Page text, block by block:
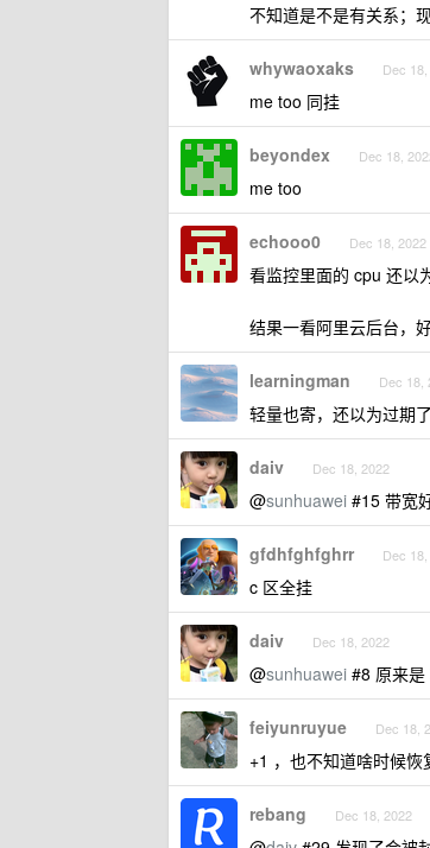
不知道是不是有关系；
whywaoxaks Dec
me too 同挂
beyondex Dec 18,
me too
echooo0 Dec 18, 2022
看监控里面的 cpu 还以
结果一看阿里云后台，
learningman Dec 18,
轻量也寄，还以为过期
daiv Dec 18, 2022
@sunhuawei #15 带宽
gfdhfghfghrr Dec
c 区全挂
daiv Dec 18, 2022
@sunhuawei #8 原来
feiyunruyue Dec 18,
+1 ，也不知道啥时候恢
rebang Dec 18, 2022